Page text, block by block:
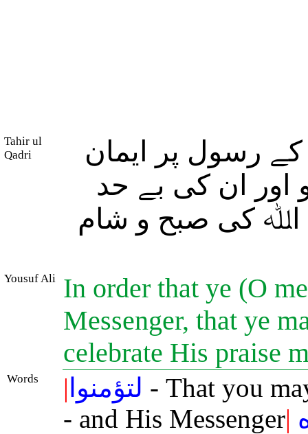
Tahir ul
Qadri
رسول پر ایمان
اور ان کی بے حد
اﷲ کی صبح و شام
Yousuf Ali
In order that ye (O
Messenger, that ye
celebrate His praise
Words | لتؤمنوا - That you
- and His Messenger|